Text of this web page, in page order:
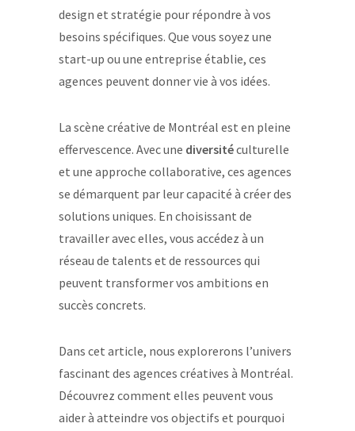
design et stratégie pour répondre à vos
besoins spécifiques. Que vous soyez une
start-up ou une entreprise établie, ces
agences peuvent donner vie à vos idées.
La scène créative de Montréal est en pleine
effervescence. Avec une diversitéculturelle
et une approche collaborative, ces agences
se démarquent par leur capacité à créer des
solutions uniques. En choisissant de
travailler avec elles, vous accédez à un
réseau de talents et de ressources qui
peuvent transformer vos ambitions en
succès concrets.
Dans cet article, nous explorerons l’univers
fascinant des agences créatives à Montréal.
Découvrez comment elles peuvent vous
aider à atteindre vos objectifs et pourquoi